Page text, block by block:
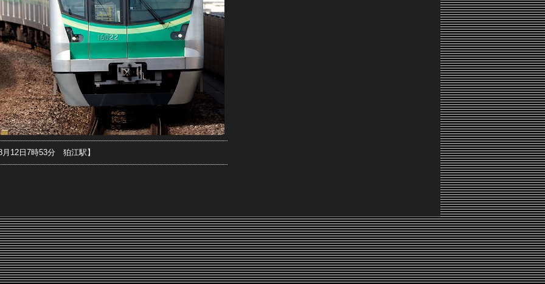
月12日7時53分 狛江駅】